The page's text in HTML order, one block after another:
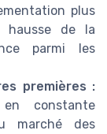
plus
hausse de la
parmi les
premières :
constante
marché des